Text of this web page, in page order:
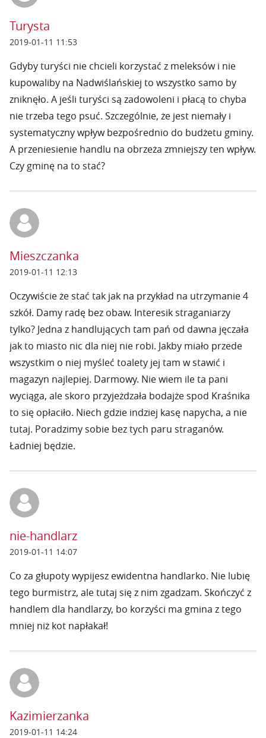
Turysta
2019-01-11 11:53
Gdyby turyści nie chcieli korzystać z meleksów i nie
kupowaliby na Nadwiślańskiej to wszystko samo by
zniknęło. A jeśli turyści są zadowoleni i płacą to chyba
nie trzeba tego psuć. Szczególnie, że jest niemały i
systematyczny wpływ bezpośrednio do budżetu gminy.
A przeniesienie handlu na obrzeża zmniejszy ten wpływ.
Czy gminę na to stać?
Mieszczanka
2019-01-11 12:13
Oczywiście że stać tak jak na przykład na utrzymanie 4
szkół. Damy radę bez obaw. Interesik straganiarzy
tylko? Jedna z handlujących tam pań od dawna jęczała
jak to miasto nic dla niej nie robi. Jakby miało przede
wszystkim o niej myśleć toalety jej tam w stawić i
magazyn najlepiej. Darmowy. Nie wiem ile ta pani
wyciąga, ale skoro przyjeżdzała bodajże spod Kraśnika
to się opłaciło. Niech gdzie indziej kasę napycha, a nie
tutaj. Poradzimy sobie bez tych paru straganów.
Ładniej będzie.
nie-handlarz
2019-01-11 14:07
Co za głupoty wypijesz ewidentna handlarko. Nie lubię
tego burmistrz, ale tutaj się z nim zgadzam. Skończyć z
handlem dla handlarzy, bo korzyści ma gmina z tego
mniej niż kot napłakał!
Kazimierzanka
2019-01-11 14:24